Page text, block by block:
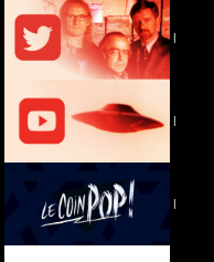
|
|
|